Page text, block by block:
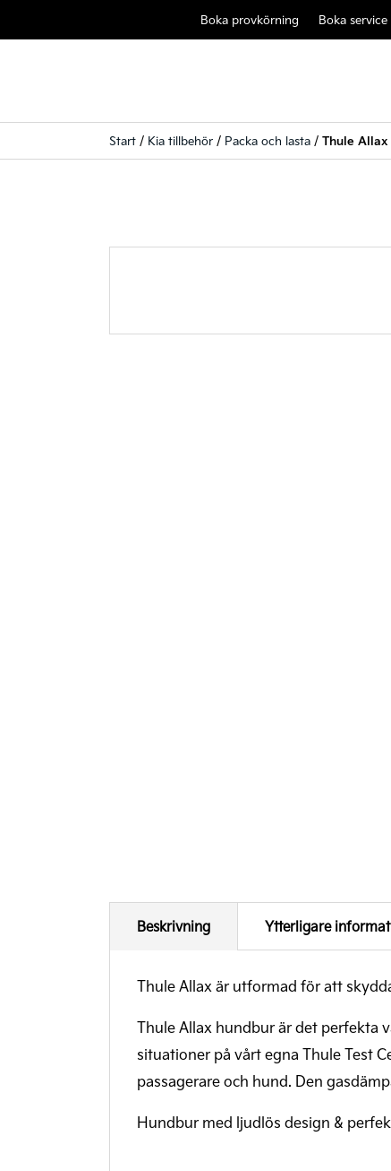
Boka provkörning Boka service
Start / Kia tillbehör / Packa och lasta / Thule
Beskrivning Ytterligare
Thule Allax är utformad för att
Thule Allax hundbur är det perfekta
situationer på vårt egna Thule Test
passagerare och hund. Den
Hundbur med ljudlös design &